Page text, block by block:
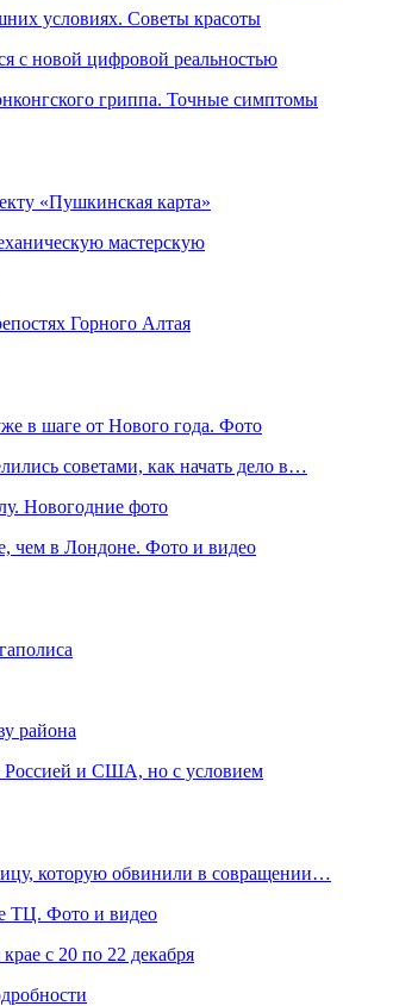
условиях. Советы красоты
с новой цифровой реальностью
гриппа. Точные симптомы
«Пушкинская карта»
мастерскую
Горного Алтая
в шаге от Нового года. Фото
советами, как начать дело в…
Новогодние фото
чем в Лондоне. Фото и видео
района
Россией и США, но с условием
которую обвинили в совращении…
ТЦ. Фото и видео
с 20 по 22 декабря